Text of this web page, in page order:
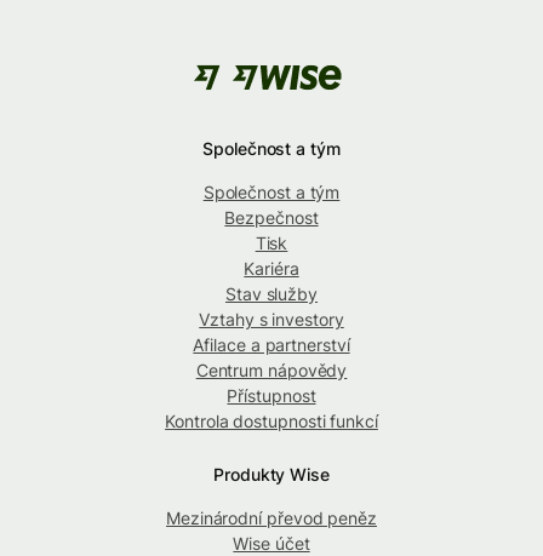
Společnost a tým
Společnost a tým
Bezpečnost
Tisk
Kariéra
Stav služby
Vztahy s investory
Afilace a partnerství
Centrum nápovědy
Přístupnost
Kontrola dostupnosti funkcí
Produkty Wise
Mezinárodní převod peněz
Wise účet